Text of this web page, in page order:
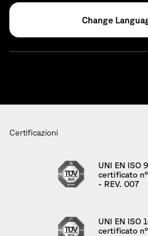
Certificazioni
UNI EN ISO
certificato
- REV. 007
UNI EN ISO
certificato